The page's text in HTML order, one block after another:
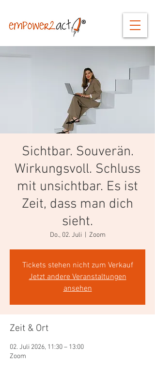
Sichtbar. Souverän.
Wirkungsvoll. Schluss
mit unsichtbar. Es ist
Zeit, dass man dich
sieht.
Do., 02. Juli Zoom
Tickets stehen nicht zum Verkauf
Jetzt andere Veranstaltungen
ansehen
Zeit & Ort
02. Juli 2026, 11:30 – 13:00
Zoom